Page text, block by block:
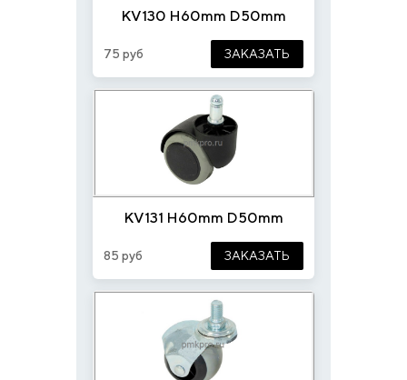
KV130 H60mm D50mm
75 руб ЗАКАЗАТЬ
KV131 H60mm D50mm
85 руб ЗАКАЗАТЬ